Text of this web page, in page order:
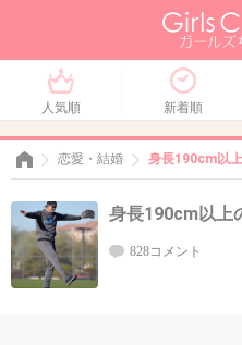
人気順 新着順
恋愛・結婚 身長190cm以
身長190cm以上
828コメント